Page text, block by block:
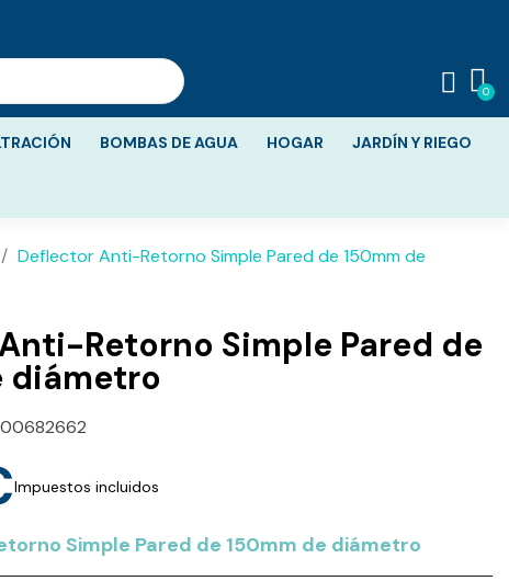
BOMBAS DE AGUA HOGAR JARDÍN Y RIEGO
Deflector Anti-Retorno Simple Pared de 150mm de
Retorno Simple Pared de
diámetro
Impuestos incluidos
Simple Pared de 150mm de diámetro